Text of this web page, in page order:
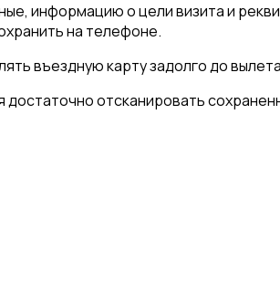
информацию о цели визита и
на телефоне.
въездную карту задолго до
отсканировать